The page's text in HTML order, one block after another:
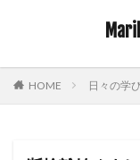
HOME 日々の学